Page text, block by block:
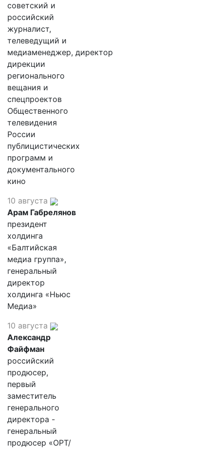
советский и
российский
журналист,
телеведущий и
медиаменеджер, директор
дирекции
регионального
вещания и
спецпроектов
Общественного
телевидения
России
публицистических
программ и
документального
кино
10 августа
Арам Габрелянов
президент
холдинга
«Балтийская
медиа группа»,
генеральный
директор
холдинга «Ньюс
Медиа»
10 августа
Александр
Файфман
российский
продюсер,
первый
заместитель
генерального
директора -
генеральный
продюсер «ОРТ/